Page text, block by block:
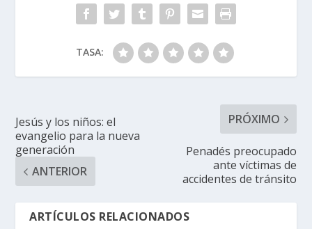
TASA:
Jesús y los niños: el
evangelio para la nueva
generación
ANTERIOR
PRÓXIMO
Penadés preocupado
ante víctimas de
accidentes de tránsito
ARTÍCULOS RELACIONADOS